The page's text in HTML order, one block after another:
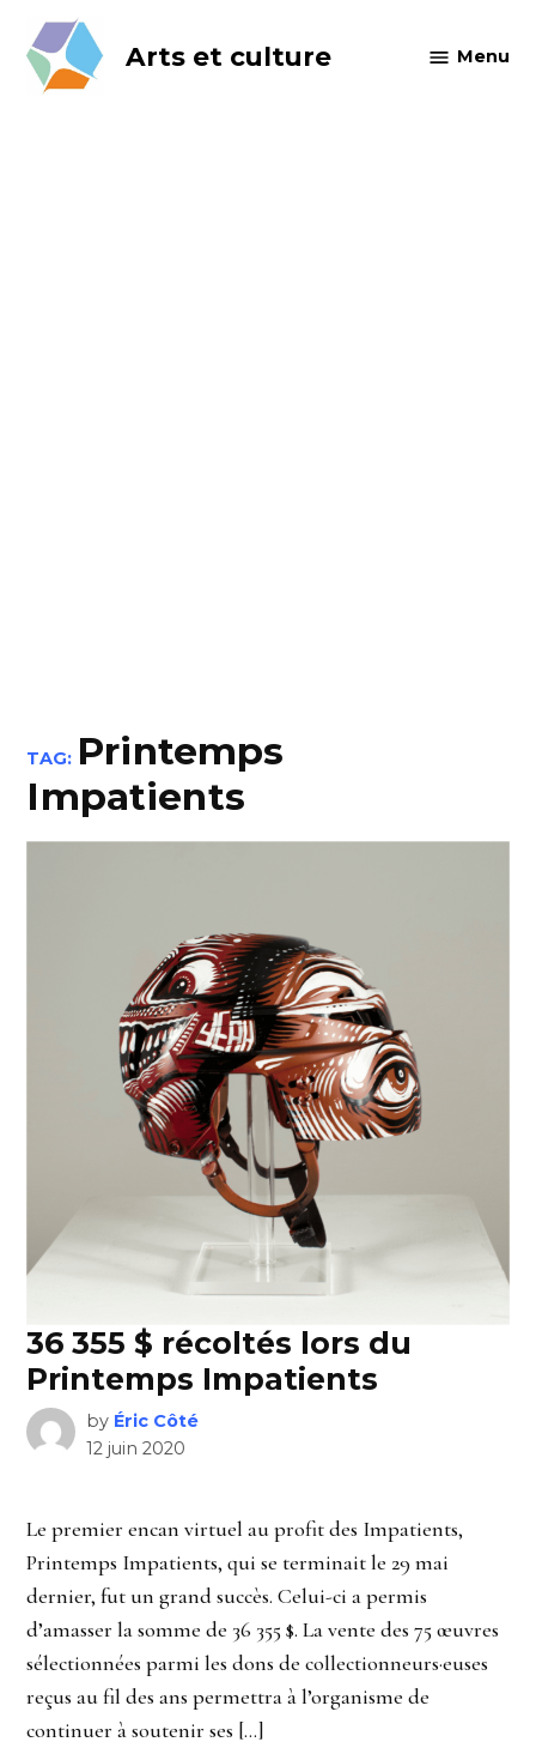
content
Arts et culture Menu
TAG: Printemps
Impatients
36 355 $ récoltés lors du
Printemps Impatients
by Éric Côté
12 juin 2020
Le premier encan virtuel au profit des Impatients,
Printemps Impatients, qui se terminait le 29 mai
dernier, fut un grand succès. Celui-ci a permis
d’amasser la somme de 36 355 $. La vente des 75 œuvres
sélectionnées parmi les dons de collectionneurs·euses
reçus au fil des ans permettra à l’organisme de
continuer à soutenir ses […]